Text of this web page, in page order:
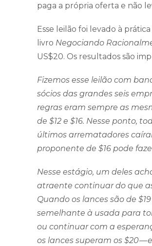
paga a própria oferta e não
Esse leilão foi levado à
livro Negociando
US$20. Os resultados são
Fizemos esse leilão com
sócios das grandes seis
regras eram sempre as
de $12 e $16. Nesse ponto,
últimos arrematadores
proponente de $16 pode
Nesse estágio, um deles
atraente continuar do que
Quando os lances são de
semelhante à usada para
ou continuar com a
os lances superam os $20 —